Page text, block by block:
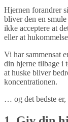
Hjernen forandrer
bliver den en
ikke acceptere at
eller at
Vi har sammensat
din hjerne tilbage i
at huske bliver
koncentrationen.
… og det bedste er,